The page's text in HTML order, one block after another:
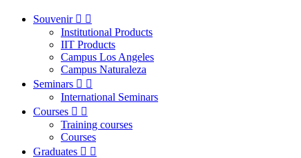
Souvenir  
Institutional Products
IIT Products
Campus Los Angeles
Campus Naturaleza
Seminars  
International Seminars
Courses  
Training courses
Courses
Graduates  